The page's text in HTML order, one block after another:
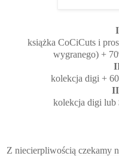
książka CoCiCuts i
wygranego) +
kolekcja digi +
kolekcja digi lub
Z niecierpliwością czekamy